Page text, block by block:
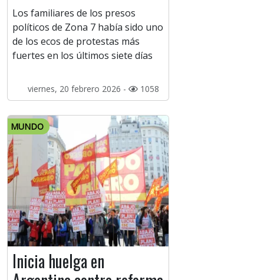
Los familiares de los presos
políticos de Zona 7 había sido uno
de los ecos de protestas más
fuertes en los últimos siete días
viernes, 20 febrero 2026 - 1058
MUNDO
Inicia huelga en